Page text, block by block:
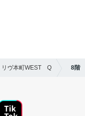
リヴ本町WEST Q 8階